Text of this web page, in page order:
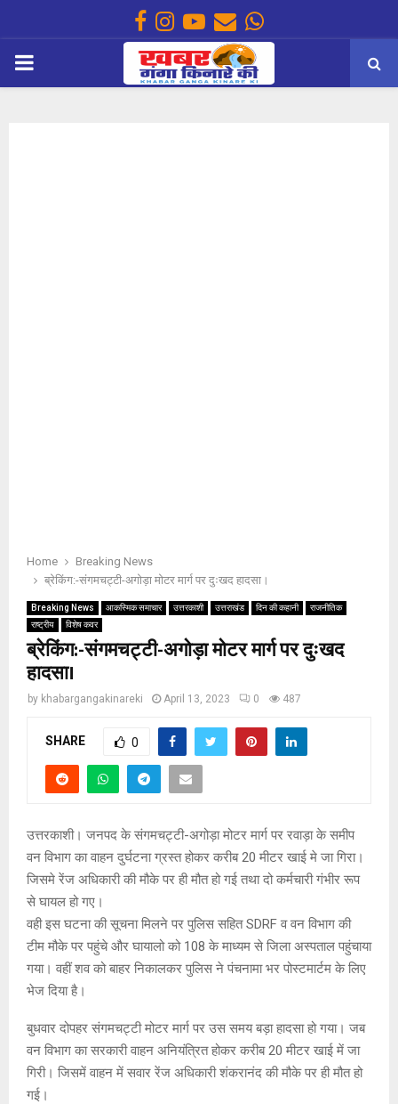
Facebook
Instagram
Youtube
EmailWhatsapp
PRIMARY
Home
Breaking News
ब्रेकिंग:-संगमचट्टी-अगोड़ा मोटर मार्ग पर दुःखद हादसा।
Breaking News आकस्मिक समाचार उत्तरकाशी उत्तराखंड दिन की कहानी
राजनीतिक
राष्ट्रीय
विशेष कवर
ब्रेकिंग:-संगमचट्टी-अगोड़ा मोटर मार्ग पर दुःखद
हादसा।
by khabargangakinareki April 13, 2023 0 487
SHARE 0
उत्तरकाशी। जनपद के संगमचट्टी-अगोड़ा मोटर मार्ग पर रवाड़ा के समीप
वन विभाग का वाहन दुर्घटना ग्रस्त होकर करीब 20 मीटर खाई मे जा गिरा।
जिसमे रेंज अधिकारी की मौके पर ही मौत हो गई तथा दो कर्मचारी गंभीर रूप
से घायल हो गए।
वही इस घटना की सूचना मिलने पर पुलिस सहित SDRF व वन विभाग की
टीम मौके पर पहुंचे और घायालो को 108 के माध्यम से जिला अस्पताल पहुंचाया
गया। वहीं शव को बाहर निकालकर पुलिस ने पंचनामा भर पोस्टमार्टम के लिए
भेज दिया है।
बुधवार दोपहर संगमचट्टी मोटर मार्ग पर उस समय बड़ा हादसा हो गया। जब
वन विभाग का सरकारी वाहन अनियंत्रित होकर करीब 20 मीटर खाई में जा
गिरी। जिसमें वाहन में सवार रेंज अधिकारी शंकरानंद की मौके पर ही मौत हो
गई।